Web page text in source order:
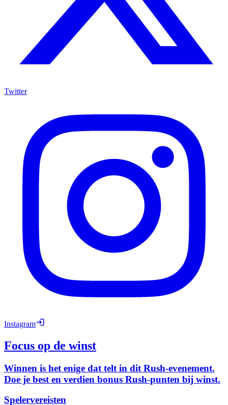
Twitter
Instagram
Focus op de winst
Winnen is het enige dat telt in dit Rush-evenement.
Doe je best en verdien bonus Rush-punten bij winst.
Spelervereisten